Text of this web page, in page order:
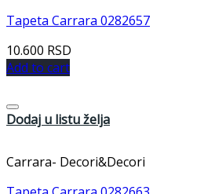
Tapeta Carrara 0282657
10.600 RSD
Add to cart
Dodaj u listu želja
Carrara- Decori&Decori